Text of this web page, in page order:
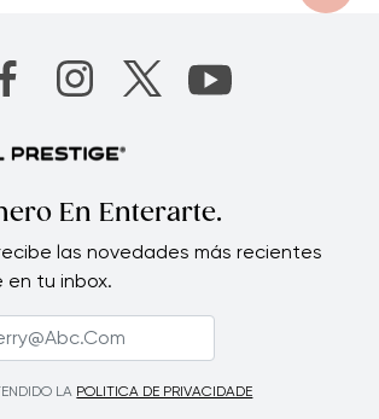
En Enterarte.
las novedades más recientes
tu inbox.
LA POLITICA DE PRIVACIDADE